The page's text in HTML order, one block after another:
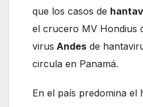
que los casos de
el crucero MV Hondius
virus Andes de
circula en Panamá.
En el país predomina el